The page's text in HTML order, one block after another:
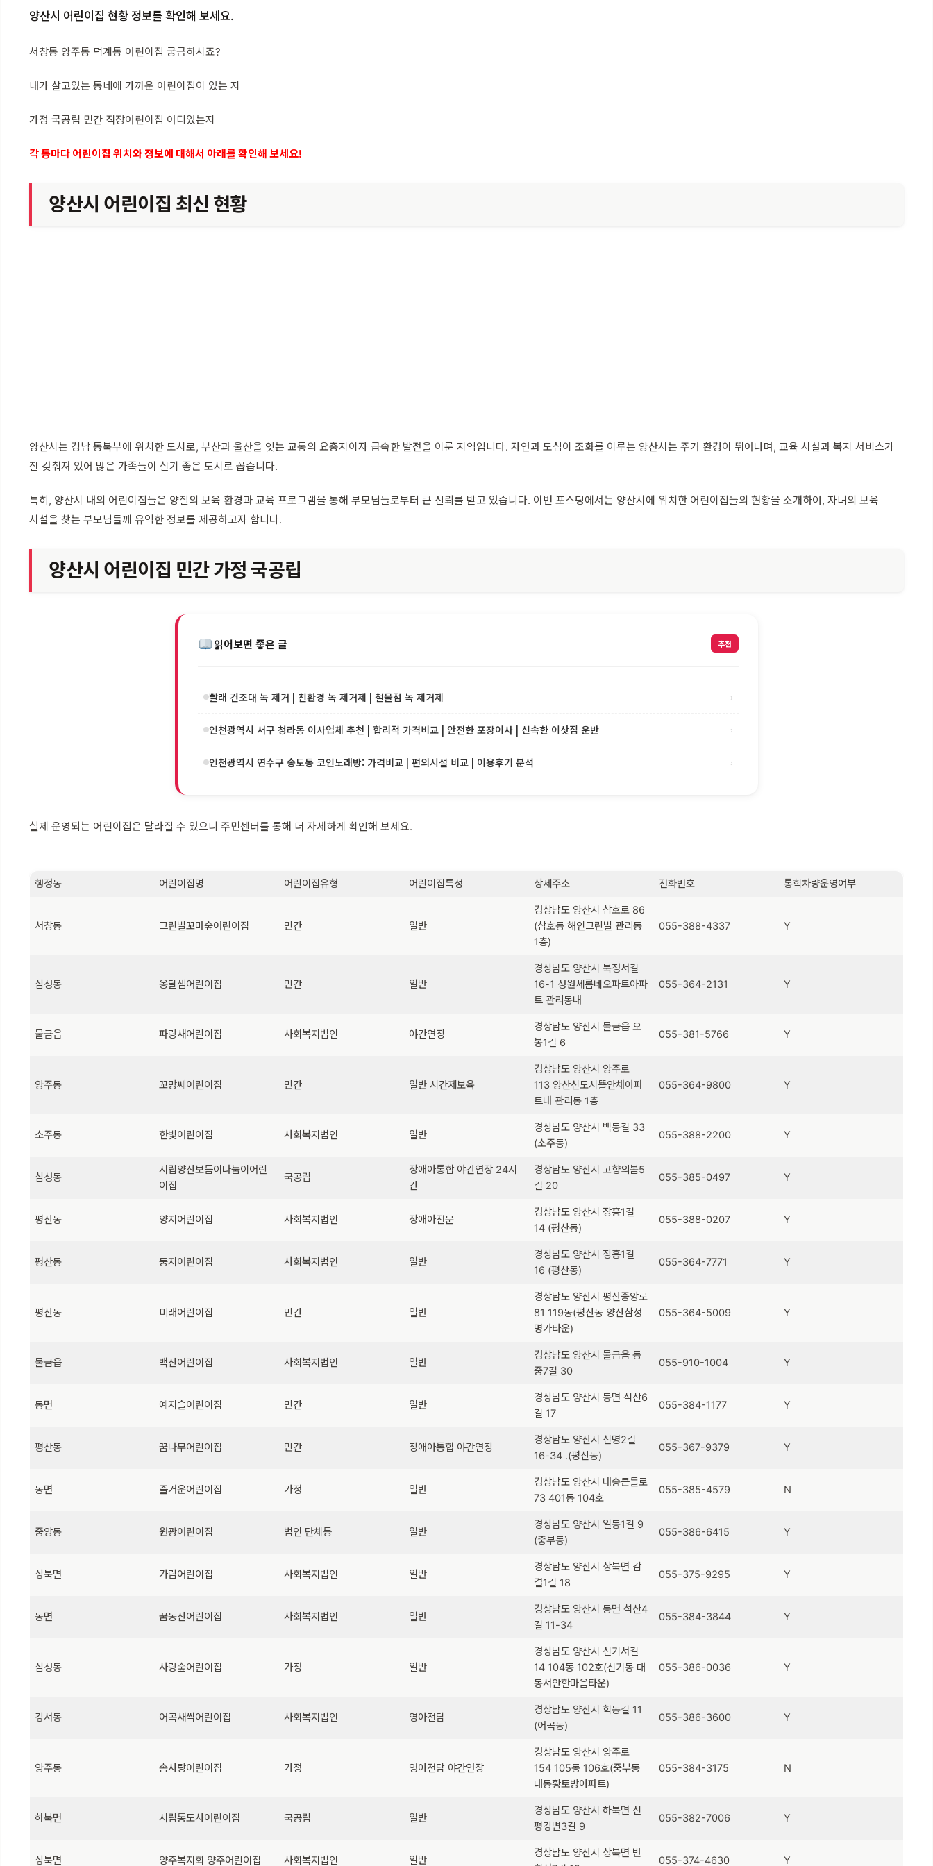
양산시 어린이집 현황 정보를 확인해 보세요.
서창동 양주동 덕계동 어린이집 궁금하시죠?
내가 살고있는 동네에 가까운 어린이집이 있는 지
가정 국공립 민간 직장어린이집 어디있는지
각 동마다 어린이집 위치와 정보에 대해서 아래를 확인해 보세요!
양산시 어린이집 최신 현황
양산시는 경남 동북부에 위치한 도시로, 부산과 울산을 잇는 교통의 요충지이자 급속한 발전을 이룬 지역입니다. 자연과 도심이 조화를 이루는 양산시는 주거 환경이 뛰어나며, 교육 시설과 복지 서비스가
잘 갖춰져 있어 많은 가족들이 살기 좋은 도시로 꼽습니다.
특히, 양산시 내의 어린이집들은 양질의 보육 환경과 교육 프로그램을 통해 부모님들로부터 큰 신뢰를 받고 있습니다. 이번 포스팅에서는 양산시에 위치한 어린이집들의 현황을 소개하여, 자녀의 보육
시설을 찾는 부모님들께 유익한 정보를 제공하고자 합니다.
양산시 어린이집 민간 가정 국공립
읽어보면 좋은 글 추천
빨래 건조대 녹 제거 | 친환경 녹 제거제 | 철물점 녹 제거제 ›
인천광역시 서구 청라동 이사업체 추천 | 합리적 가격비교 | 안전한 포장이사 | 신속한 이삿짐 운반 ›
인천광역시 연수구 송도동 코인노래방: 가격비교 | 편의시설 비교 | 이용후기 분석 ›
실제 운영되는 어린이집은 달라질 수 있으니 주민센터를 통해 더 자세하게 확인해 보세요.
행정동 어린이집명 어린이집유형 어린이집특성 상세주소 전화번호 통학차량운영여부
서창동 그린빌꼬마숲어린이집 민간 일반
경상남도 양산시 삼호로 86
(삼호동 해인그린빌 관리동
1층)
055-388-4337 Y
삼성동 옹달샘어린이집 민간 일반
경상남도 양산시 북정서길
16-1 성원세롬네오파트아파
트 관리동내
055-364-2131 Y
물금읍 파랑새어린이집 사회복지법인 야간연장
경상남도 양산시 물금읍 오
봉1길 6
055-381-5766 Y
양주동 꼬망쎄어린이집 민간 일반 시간제보육
경상남도 양산시 양주로
113 양산신도시뜰안채아파
트내 관리동 1층
055-364-9800 Y
소주동 한빛어린이집 사회복지법인 일반
경상남도 양산시 백동길 33
(소주동)
055-388-2200 Y
삼성동
시립양산보듬이나눔이어린
이집
국공립
장애아통합 야간연장 24시
간
경상남도 양산시 고향의봄5
길 20
055-385-0497 Y
평산동 양지어린이집 사회복지법인 장애아전문
경상남도 양산시 장흥1길
14 (평산동)
055-388-0207 Y
평산동 둥지어린이집 사회복지법인 일반
경상남도 양산시 장흥1길
16 (평산동)
055-364-7771 Y
평산동 미래어린이집 민간 일반
경상남도 양산시 평산중앙로
81 119동(평산동 양산삼성
명가타운)
055-364-5009 Y
물금읍 백산어린이집 사회복지법인 일반
경상남도 양산시 물금읍 동
중7길 30
055-910-1004 Y
동면 예지슬어린이집 민간 일반
경상남도 양산시 동면 석산6
길 17
055-384-1177 Y
평산동 꿈나무어린이집 민간 장애아통합 야간연장
경상남도 양산시 신명2길
16-34 .(평산동)
055-367-9379 Y
동면 즐거운어린이집 가정 일반
경상남도 양산시 내송큰들로
73 401동 104호
055-385-4579 N
중앙동 원광어린이집 법인 단체등 일반
경상남도 양산시 일동1길 9
(중부동)
055-386-6415 Y
상북면 가람어린이집 사회복지법인 일반
경상남도 양산시 상북면 감
결1길 18
055-375-9295 Y
동면 꿈동산어린이집 사회복지법인 일반
경상남도 양산시 동면 석산4
길 11-34
055-384-3844 Y
삼성동 사랑숲어린이집 가정 일반
경상남도 양산시 신기서길
14 104동 102호(신기동 대
동서안한마음타운)
055-386-0036 Y
강서동 어곡새싹어린이집 사회복지법인 영아전담
경상남도 양산시 학동길 11
(어곡동)
055-386-3600 Y
양주동 솜사탕어린이집 가정 영아전담 야간연장
경상남도 양산시 양주로
154 105동 106호(중부동
대동황토방아파트)
055-384-3175 N
하북면 시립통도사어린이집 국공립 일반
경상남도 양산시 하북면 신
평강변3길 9
055-382-7006 Y
상북면 양주복지회 양주어린이집 사회복지법인 일반
경상남도 양산시 상북면 반
055-374-4630 Y